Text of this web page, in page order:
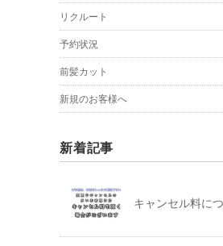
リクルート
予約状況
前髪カット
新規のお客様へ
新着記事
キャンセル料に